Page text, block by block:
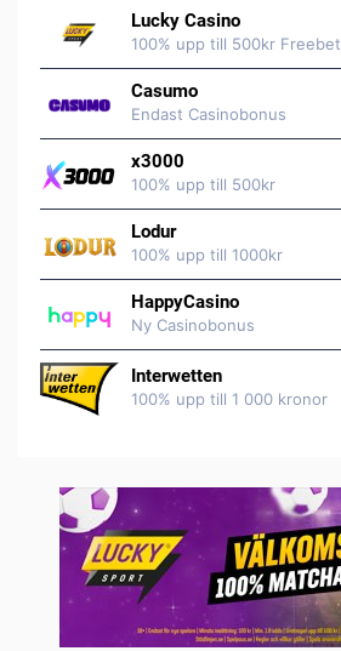
Lucky Casino
100% upp till 500kr Freebet
Casumo
Endast Casinobonus
x3000
100% upp till 500kr
Lodur
100% upp till 1000kr
HappyCasino
Ny Casinobonus
Interwetten
100% upp till 1 000 kronor